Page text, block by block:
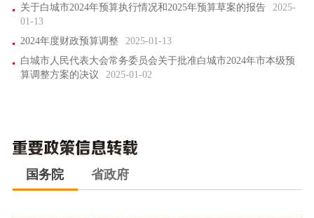
关于白城市2024年预算执行情况和2025年预算草案的报告
2025-
01-13
2024年度财政预算调整
2025-01-13
白城市人民代表大会常务委员会关于批准白城市2024年市本级预
算调整方案的决议
2025-01-02
国务院 省政府